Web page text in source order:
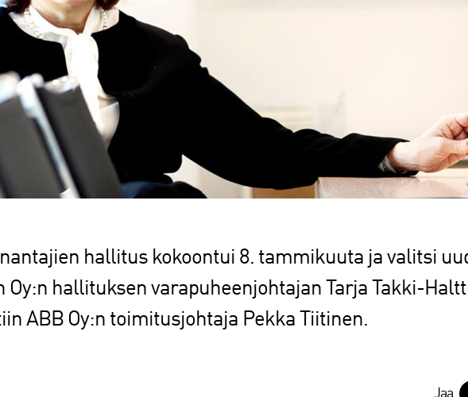
hallitus kokoontui 8. tammikuuta ja valitsi
Oy:n hallituksen varapuheenjohtajan Tarja Takki-
ABB Oy:n toimitusjohtaja Pekka Tiitinen.
Jaa